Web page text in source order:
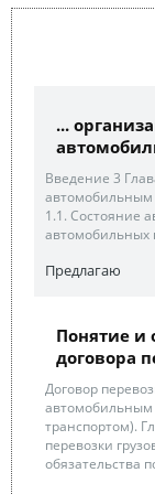
...
Введение 3
автомобильным
1.1. Состояние
автомобильных
Предлагаю
Понятие и
договора
Договор
транспортом).
перевозки
обязательства